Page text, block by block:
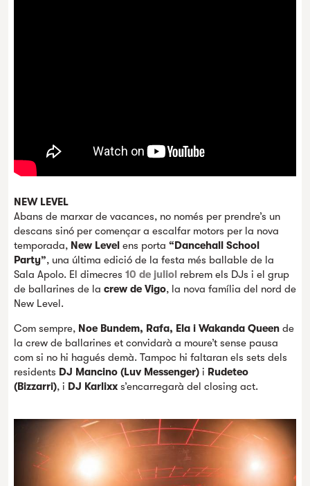
NEW LEVEL
Abans de marxar de vacances, no només per prendre’s un
descans sinó per començar a escalfar motors per la nova
temporada, New Level ens porta “Dancehall School
Party”, una última edició de la festa més ballable de la
Sala Apolo. El dimecres 10 de juliol rebrem els DJs i el grup
de ballarines de la crew de Vigo, la nova família del nord de
New Level.
Com sempre, Noe Bundem, Rafa, Ela i Wakanda Queen de
la crew de ballarines et convidarà a moure’t sense pausa
com si no hi hagués demà. Tampoc hi faltaran els sets dels
residents DJ Mancino (Luv Messenger) i Rudeteo
(Bizzarri), i DJ Karlixx s’encarregarà del closing act.